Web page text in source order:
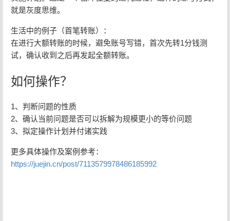
就是灰度思维。
生活中的例子（首笔转账）：
在进行大额转账的时候，避免账号写错，首次先转1分钱测
试，确认收到之后再发起全额转账。
如何操作？
1、判断问题的性质
2、确认当前问题是否可以拆解为规模更小的等价问题
3、拟定操作计划并付诸实践
更多具体操作及案例参考：
https://juejin.cn/post/7113579978486185992